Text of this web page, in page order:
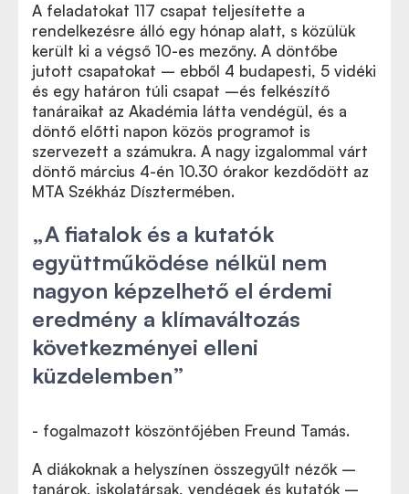
A feladatokat 117 csapat teljesítette a
rendelkezésre álló egy hónap alatt, s közülük
került ki a végső 10-es mezőny. A döntőbe
jutott csapatokat – ebből 4 budapesti, 5 vidéki
és egy határon túli csapat –és felkészítő
tanáraikat az Akadémia látta vendégül, és a
döntő előtti napon közös programot is
szervezett a számukra. A nagy izgalommal várt
döntő március 4-én 10.30 órakor kezdődött az
MTA Székház Dísztermében.
„A fiatalok és a kutatók
együttműködése nélkül nem
nagyon képzelhető el érdemi
eredmény a klímaváltozás
következményei elleni
küzdelemben”
- fogalmazott köszöntőjében Freund Tamás.
A diákoknak a helyszínen összegyűlt nézők –
tanárok, iskolatársak, vendégek és kutatók –